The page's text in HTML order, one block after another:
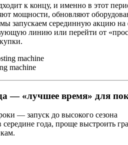
к концу, и именно в этот
мощности, обновляют
запускаем серединную акцию на
линию или перейти от
machine
— «лучшее время» для
— запуск до высокого сезона
середине года, проще выстроить